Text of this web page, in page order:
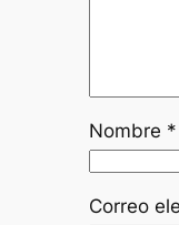
Nombre *
Correo